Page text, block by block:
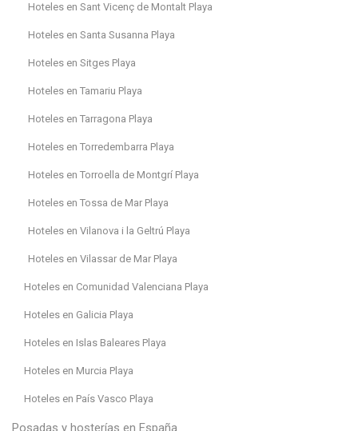
Hoteles en Sant Vicenç de Montalt Playa
Hoteles en Santa Susanna Playa
Hoteles en Sitges Playa
Hoteles en Tamariu Playa
Hoteles en Tarragona Playa
Hoteles en Torredembarra Playa
Hoteles en Torroella de Montgrí Playa
Hoteles en Tossa de Mar Playa
Hoteles en Vilanova i la Geltrú Playa
Hoteles en Vilassar de Mar Playa
Hoteles en Comunidad Valenciana Playa
Hoteles en Galicia Playa
Hoteles en Islas Baleares Playa
Hoteles en Murcia Playa
Hoteles en País Vasco Playa
Posadas y hosterías en España